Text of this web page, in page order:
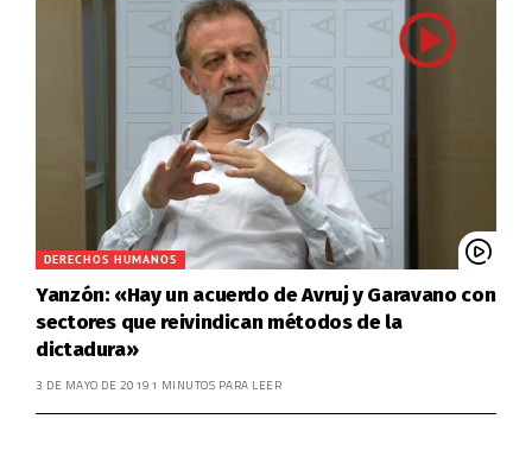
DERECHOS HUMANOS
Yanzón: «Hay un acuerdo de Avruj y Garavano con
sectores que reivindican métodos de la
dictadura»
3 DE MAYO DE 2019 1 MINUTOS PARA LEER